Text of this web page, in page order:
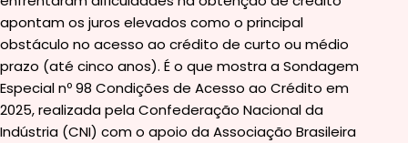
apontam os juros elevados como o principal
obstáculo no acesso ao crédito de curto ou médio
prazo (até cinco anos). É o que mostra a Sondagem
Especial nº 98 Condições de Acesso ao Crédito em
2025, realizada pela Confederação Nacional da
Indústria (CNI) com o apoio da Associação Brasileira